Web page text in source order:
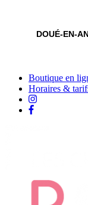
Boutique en
Horaires &